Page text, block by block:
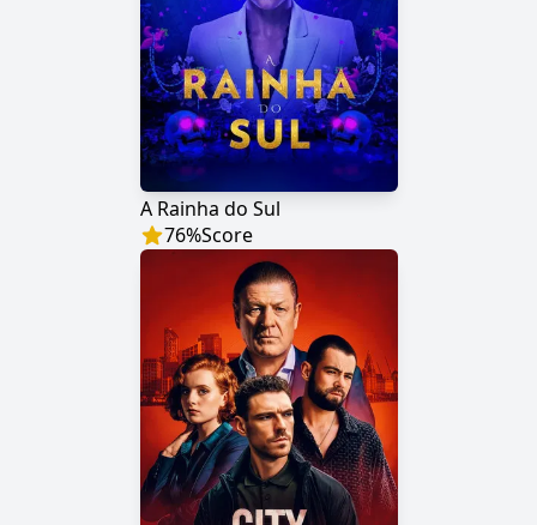
A Rainha do Sul
76%Score